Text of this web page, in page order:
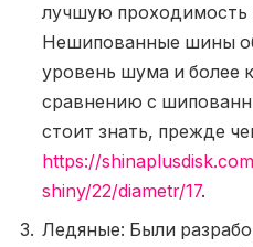
лучшую проходимость
Нешипованные шины
уровень шума и более
сравнению с
стоит знать, прежде
https://
shiny/22/diametr/17.
Ледяные: Были